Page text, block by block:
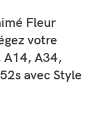
Fleur
votre
A14, A34,
avec Style